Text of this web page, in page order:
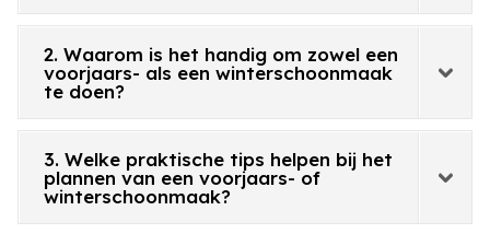
2. Waarom is het handig om zowel een
voorjaars- als een winterschoonmaak
te doen?
3. Welke praktische tips helpen bij het
plannen van een voorjaars- of
winterschoonmaak?